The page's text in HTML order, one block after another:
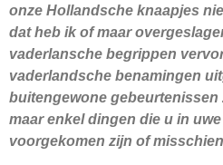
onze Hollandsche knaapjes
dat heb ik of maar
vaderlansche begrippen
vaderlandsche benamingen
buitengewone gebeurtenissen
maar enkel dingen die u in
voorgekomen zijn of